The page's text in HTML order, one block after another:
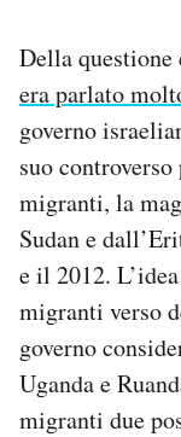
Della
era parlato
governo
suo
migranti, la
Sudan e
e il 2012.
migranti verso
governo
Uganda e
migranti due